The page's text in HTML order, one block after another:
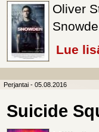
Oliver
Lue
Perjantai - 05.08.2016
Suicide